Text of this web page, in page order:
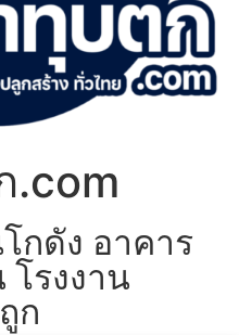
.com
กดัง อาคาร
โรงงาน
ก